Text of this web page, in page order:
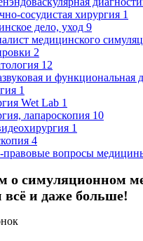
сосудистая хирургия 1
дело, уход 9
медицинского
2
12
и функциональная
1
Wet Lab 1
лапароскопия 10
1
4
правовые вопросы
о симуляционном
всё и даже больше!